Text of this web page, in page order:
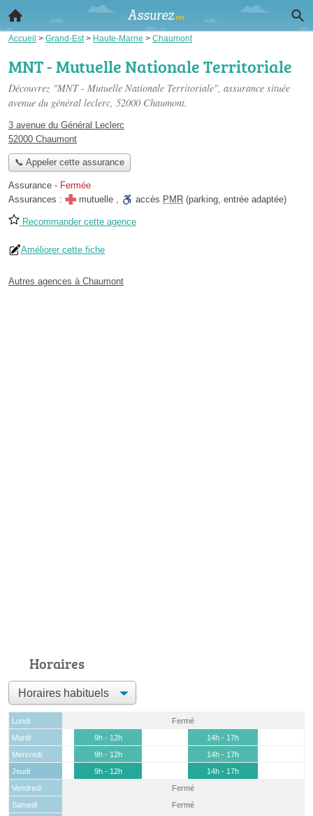
Accueil > Grand-Est > Haute-Marne > Chaumont
MNT - Mutuelle Nationale Territoriale
Découvrez "MNT - Mutuelle Nationale Territoriale", assurance située
avenue du général leclerc, 52000 Chaumont.
3 avenue du Général Leclerc
52000 Chaumont
📞 Appeler cette assurance
Assurance - Fermée
Assurances :
mutuelle , accès PMR (parking, entrée adaptée)
Recommander cette agence
Améliorer cette fiche
Autres agences à Chaumont
Horaires
Lundi
Fermé
Mardi
9h - 12h
14h - 17h
Mercredi
9h - 12h
14h - 17h
Jeudi
9h - 12h
14h - 17h
Vendredi
Fermé
Samedi
Fermé